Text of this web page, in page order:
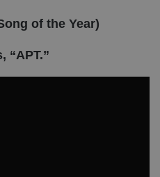
of the Year)
“APT.”